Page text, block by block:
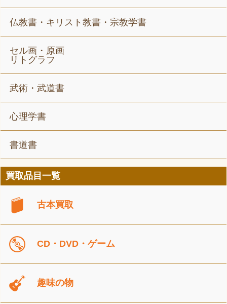
仏教書・キリスト教書・宗教学書
セル画・原画
リトグラフ
武術・武道書
心理学書
書道書
買取品目一覧
古本買取
CD・DVD・ゲーム
趣味の物